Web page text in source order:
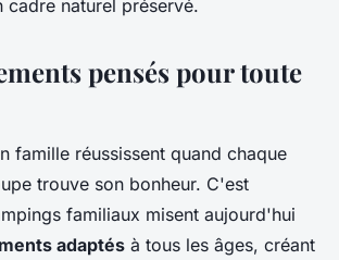
cadre naturel préservé.
pensés pour toute
famille réussissent quand chaque
trouve son bonheur. C'est
familiaux misent aujourd'hui
adaptés à tous les âges, créant